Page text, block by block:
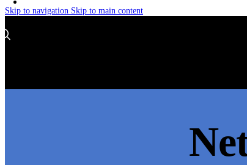
Skip to navigation Skip to main content